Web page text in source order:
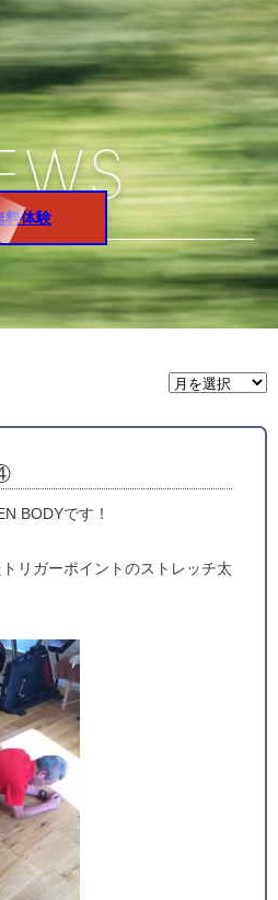
料体験
月
間
ー
BODYです！
リガーポイントのストレッチ太